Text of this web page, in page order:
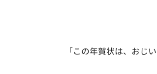
「この年賀状は、おじ